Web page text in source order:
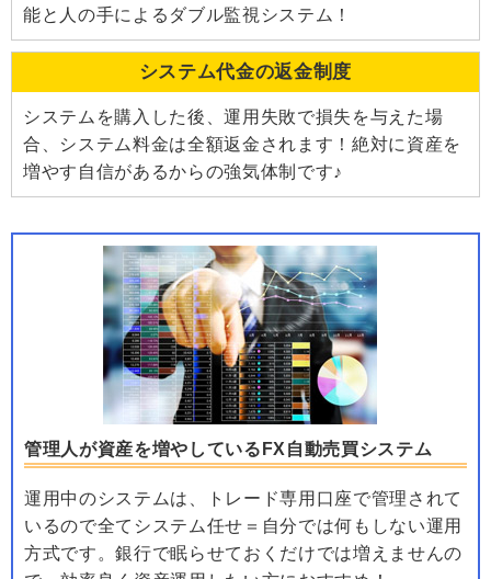
能と人の手によるダブル監視システム！
システム代金の返金制度
システムを購入した後、運用失敗で損失を与えた場
合、システム料金は全額返金されます！絶対に資産を
増やす自信があるからの強気体制です♪
管理人が資産を増やしているFX自動売買システム
運用中のシステムは、トレード専用口座で管理されて
いるので全てシステム任せ＝自分では何もしない運用
方式です。銀行で眠らせておくだけでは増えませんの